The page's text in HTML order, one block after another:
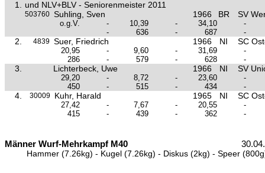
1. und NLV+BLV - Seniorenmeister 2011
503760 Suhling, Sven 1966 BR SV
o.g.V. - 10,39 - 34,10
-
-
636 - 687 -
2. 4839 Suer, Friedrich 1966 NI SC
20,95 - 9,60 - 31,69
-
286
- 579 - 628 -
3. Lichterbeck, Uwe 1966 NI SV
29,20 - 8,72 - 23,60
-
450
- 515 - 434 -
4. 30009 Kuhr, Harald 1965 NI SC
27,42 - 7,67 - 20,55
-
415
- 439 - 362 -
Männer Wurf-Mehrkampf M40
Hammer (7.26kg) - Kugel (7.26kg) - Diskus (2kg) - Speer